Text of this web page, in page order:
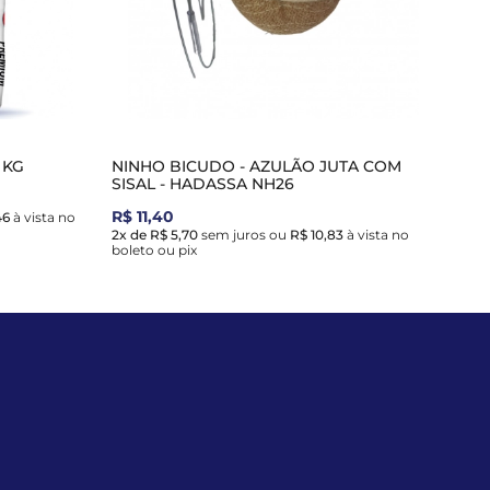
à vista no
NINHO BICUDO - AZULÃO JUTA COM
SISAL - HADASSA NH26
R$ 11,40
2x de R$ 5,70 sem juros ou R$ 10,83 à vista no
boleto ou pix